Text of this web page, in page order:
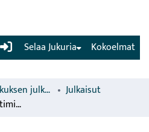
(current) Kokoelmat
Selaa Jukuria
Luonnonvarakeskuksen julkaisut
Julkaisut
Elämän hedelmien nauttiminen maatilalla : osa 1